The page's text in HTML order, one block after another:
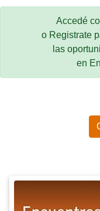
Accedé
o Registrate
las
en